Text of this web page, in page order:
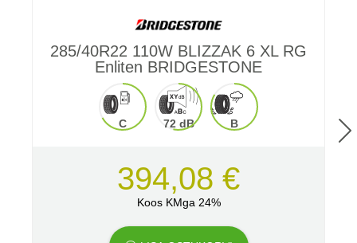
285/40R22 110W BLIZZAK 6 XL RG
Enliten BRIDGESTONE
C 72 dB B
394,08 €
Koos KMga 24%